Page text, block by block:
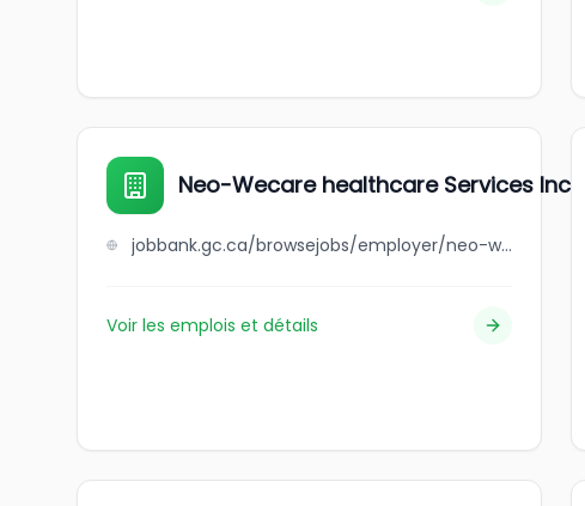
Neo-Wecare healthcare Services Inc
jobbank.gc.ca/browsejobs/employer/neo-wecare+healthcare+services+inc/ca
Voir les emplois et détails